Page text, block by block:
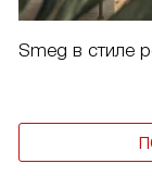
Smeg в стиле